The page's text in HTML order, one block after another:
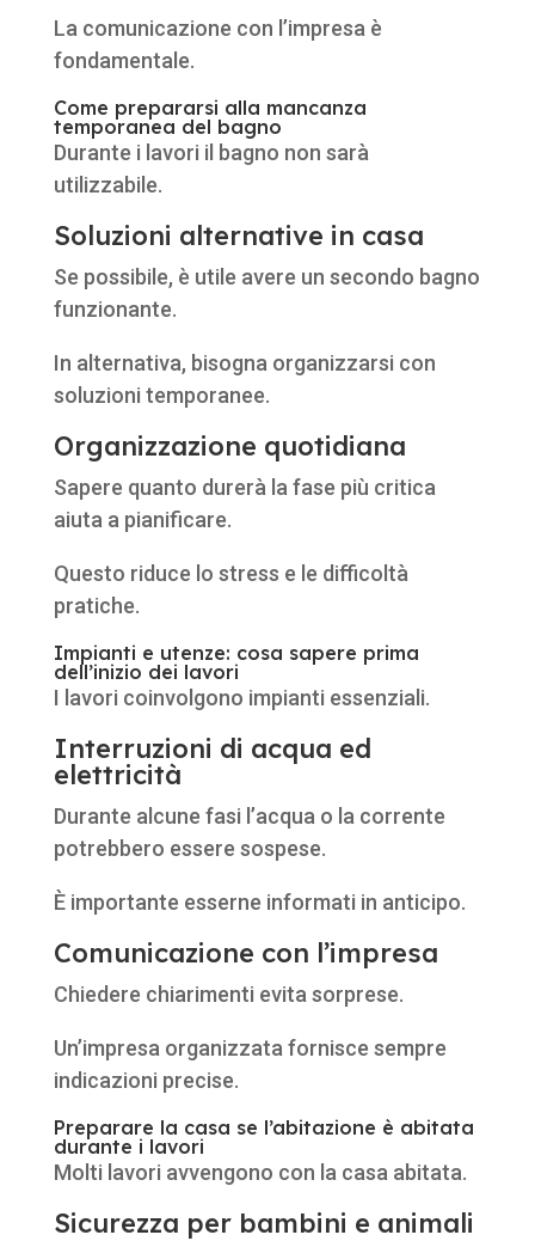
La comunicazione con l’impresa è
fondamentale.
Come prepararsi alla mancanza
temporanea del bagno
Durante i lavori il bagno non sarà
utilizzabile.
Soluzioni alternative in casa
Se possibile, è utile avere un secondo bagno
funzionante.
In alternativa, bisogna organizzarsi con
soluzioni temporanee.
Organizzazione quotidiana
Sapere quanto durerà la fase più critica
aiuta a pianificare.
Questo riduce lo stress e le difficoltà
pratiche.
Impianti e utenze: cosa sapere prima
dell’inizio dei lavori
I lavori coinvolgono impianti essenziali.
Interruzioni di acqua ed
elettricità
Durante alcune fasi l’acqua o la corrente
potrebbero essere sospese.
È importante esserne informati in anticipo.
Comunicazione con l’impresa
Chiedere chiarimenti evita sorprese.
Un’impresa organizzata fornisce sempre
indicazioni precise.
Preparare la casa se l’abitazione è abitata
durante i lavori
Molti lavori avvengono con la casa abitata.
Sicurezza per bambini e animali